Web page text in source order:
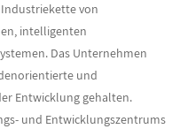
von
intelligenten
Das Unternehmen
und
Entwicklung gehalten.
und Entwicklungszentrums